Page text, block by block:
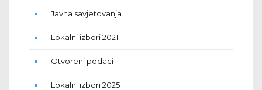
Javna savjetovanja
Lokalni izbori 2021
Otvoreni podaci
Lokalni izbori 2025